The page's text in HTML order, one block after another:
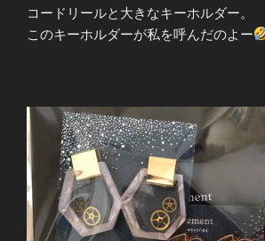
コードリールと大きなキーホルダー。
このキーホルダーが私を呼んだのよー